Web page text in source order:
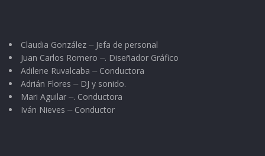
Claudia González ⏤ Jefa de personal
Juan Carlos Romero ⏤. Diseñador Gráfico
Adilene Ruvalcaba ⏤ Conductora
Adrián Flores ⏤ DJ y sonido.
Mari Aguilar ⏤. Conductora
Iván Nieves ⏤ Conductor